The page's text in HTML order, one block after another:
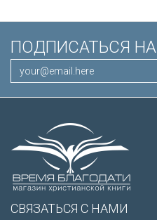
ПОДПИСАТЬСЯ
СВЯЗАТЬСЯ С НАМИ